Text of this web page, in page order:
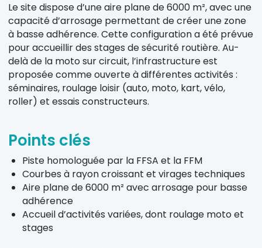
Le site dispose d’une aire plane de 6000 m², avec une
capacité d’arrosage permettant de créer une zone
à basse adhérence. Cette configuration a été prévue
pour accueillir des stages de sécurité routière. Au-
delà de la moto sur circuit, l’infrastructure est
proposée comme ouverte à différentes activités :
séminaires, roulage loisir (auto, moto, kart, vélo,
roller) et essais constructeurs.
Points clés
Piste homologuée par la FFSA et la FFM
Courbes à rayon croissant et virages techniques
Aire plane de 6000 m² avec arrosage pour basse
adhérence
Accueil d’activités variées, dont roulage moto et
stages